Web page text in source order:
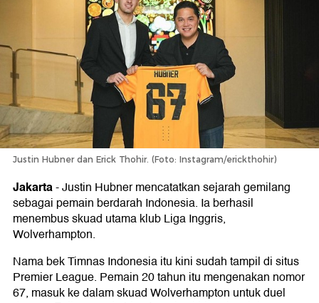
Justin Hubner dan Erick Thohir. (Foto: Instagram/erickthohir)
Jakarta-Justin Hubner mencatatkan sejarah gemilang
sebagai pemain berdarah Indonesia. Ia berhasil
menembus skuad utama klub Liga Inggris,
Wolverhampton.
Nama bek Timnas Indonesia itu kini sudah tampil di situs
Premier League. Pemain 20 tahun itu mengenakan nomor
67, masuk ke dalam skuad Wolverhampton untuk duel